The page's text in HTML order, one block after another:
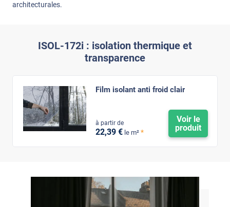
architecturales.
ISOL-172i : isolation thermique et
transparence
Film isolant anti froid clair
à partir de
22,39 € le m² *
Voir le
produit